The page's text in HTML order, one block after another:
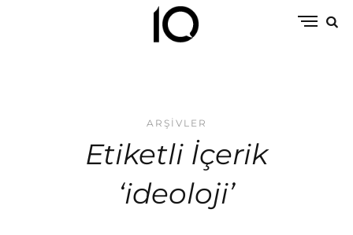
ARŞIVLER
Etiketli İçerik
‘ideoloji’